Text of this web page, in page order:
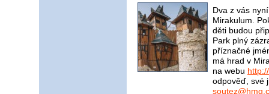
Dva z vás
Mirakulum.
děti budou
Park plný
příznačné
má hrad v
na webu
odpověď, své